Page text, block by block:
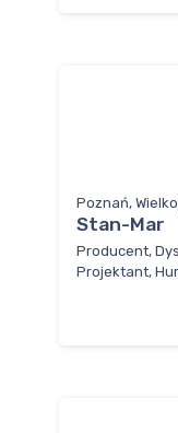
Poznań,
Stan-Mar
Producent,
Projektant,